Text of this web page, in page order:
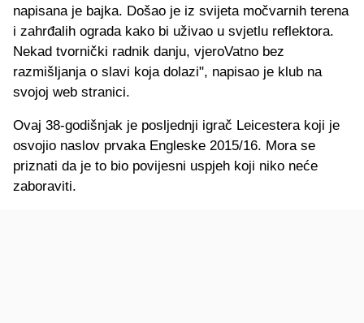
napisana je bajka. Došao je iz svijeta močvarnih terena
i zahrđalih ograda kako bi uživao u svjetlu reflektora.
Nekad tvornički radnik danju, vjeroVatno bez
razmišljanja o slavi koja dolazi", napisao je klub na
svojoj web stranici.
Ovaj 38-godišnjak je posljednji igrač Leicestera koji je
osvojio naslov prvaka Engleske 2015/16. Mora se
priznati da je to bio povijesni uspjeh koji niko neće
zaboraviti.